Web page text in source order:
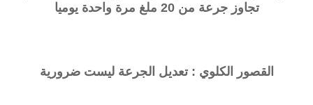
تجاوز جرعة من 20 ملغ مرة واحدة يوميا
القصور الكلوي : تعديل الجرعة ليست ضرورية